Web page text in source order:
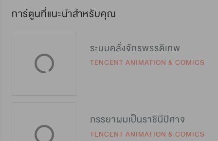
การ์ตูนที่แนะนำสำหรับคุณ
ระบบคลั่งจักรพรรดิเทพ
TENCENT ANIMATION & COMICS
ภรรยาผมเป็นราชินีปิศาจ
TENCENT ANIMATION & COMICS